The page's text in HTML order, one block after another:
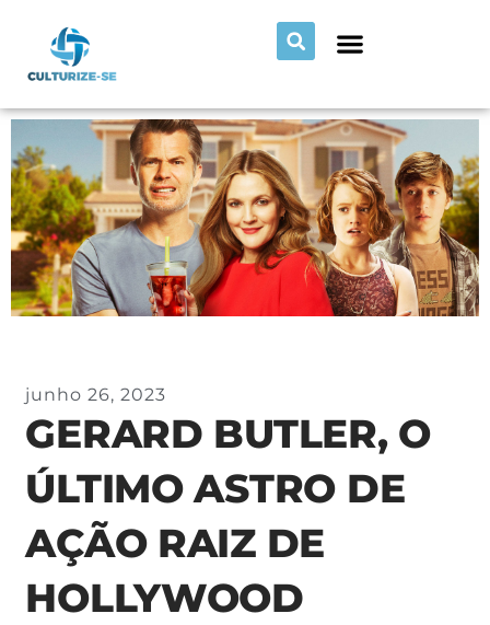
junho 26, 2023
GERARD BUTLER, O
ÚLTIMO ASTRO DE
AÇÃO RAIZ DE
HOLLYWOOD